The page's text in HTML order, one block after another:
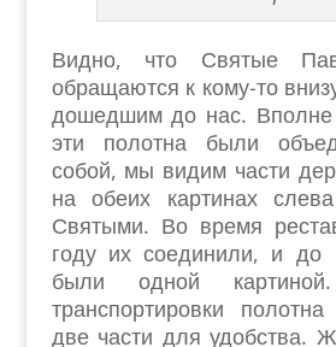
Видно, что Святые
обращаются к кому-то
дошедшим до нас. Вполне
эти полотна были
собой, мы видим части
на обеих картинах
Святыми. Во время
году их соединили, и до
были одной
транспортировки
две части для удобства.